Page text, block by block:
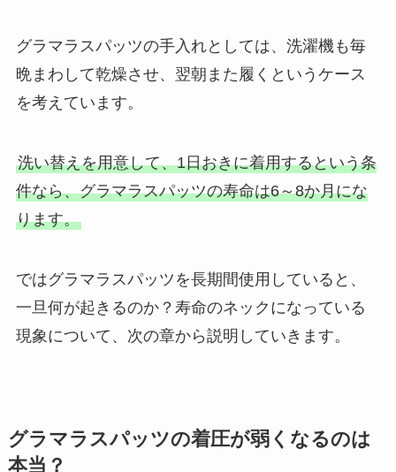
グラマラスパッツの手入れとしては、洗濯機も毎
晩まわして乾燥させ、翌朝また履くというケース
を考えています。
洗い替えを用意して、1日おきに着用するという条
件なら、グラマラスパッツの寿命は6～8か月にな
ります。
ではグラマラスパッツを長期間使用していると、
一旦何が起きるのか？寿命のネックになっている
現象について、次の章から説明していきます。
グラマラスパッツの着圧が弱くなるのは
本当？